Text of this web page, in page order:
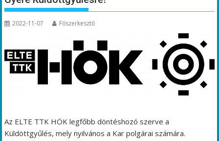
2022-11-07 Főszerkesztő
Az ELTE TTK HÖK legfőbb döntéshozó szerve a
Küldöttgyűlés, mely nyilvános a Kar polgárai számára.